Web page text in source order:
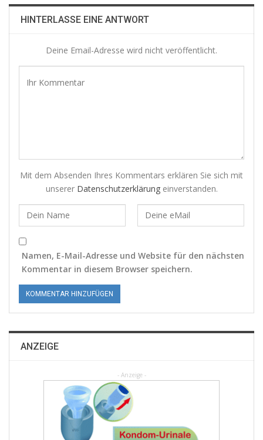
HINTERLASSE EINE ANTWORT
Deine Email-Adresse wird nicht veröffentlicht.
Mit dem Absenden Ihres Kommentars erklären Sie sich mit
unserer Datenschutzerklärungeinverstanden.
Namen, E-Mail-Adresse und Website für den nächsten
Kommentar in diesem Browser speichern.
ANZEIGE
- Anzeige -